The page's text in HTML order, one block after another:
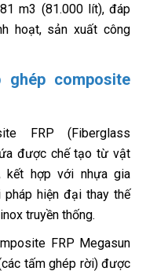
m3 (81.000 lít), đáp
hoạt, sản xuất công
composite
FRP (Fiberglass
được chế tạo từ vật
kết hợp với nhựa gia
hiện đại thay thế
truyền thống.
FRP Megasun
tấm ghép rời) được